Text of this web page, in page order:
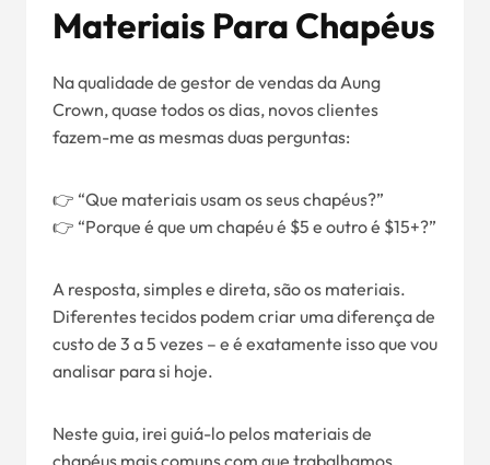
Materiais Para Chapéus
Na qualidade de gestor de vendas da Aung
Crown, quase todos os dias, novos clientes
fazem-me as mesmas duas perguntas:
👉 “Que materiais usam os seus chapéus?”
👉 “Porque é que um chapéu é $5 e outro é $15+?”
A resposta, simples e direta, são os materiais.
Diferentes tecidos podem criar uma diferença de
custo de 3 a 5 vezes – e é exatamente isso que vou
analisar para si hoje.
Neste guia, irei guiá-lo pelos materiais de
chapéus mais comuns com que trabalhamos,